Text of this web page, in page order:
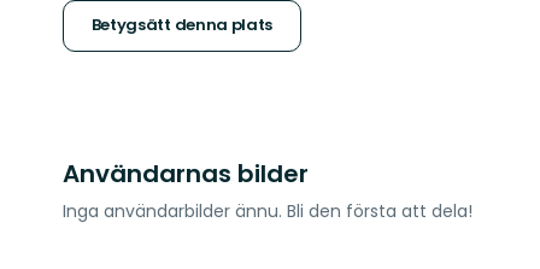
stjärnor
Betygsätt denna plats
Användarnas bilder
Inga användarbilder ännu. Bli den första att dela!